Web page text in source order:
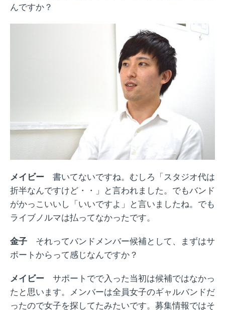
んですか？
メイビー 書いてないですね。むしろ「スタジオ代は
折半なんですけど・・」と言われました。でもバンド
がかっこいいし「いいですよ」と言いましたね。でも
ライブノルマは払ってなかったです。
金子 それってバンドメンバー候補として、まずはサ
ポートからって感じなんですか？
メイビー
サポートでで入った当初は候補ではなかっ
たと思います。メンバーは全員女子のギャルバンドだ
ったので女子を探してたみたいです。募集情報ではそ